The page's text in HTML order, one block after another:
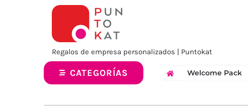
Regalos de empresa personalizados | Puntokat
CATEGORÍAS Welcome Pack